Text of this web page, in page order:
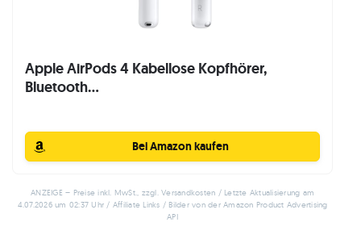
Apple AirPods 4 Kabellose Kopfhörer,
Bluetooth...
Bei Amazon kaufen
ANZEIGE – Preise inkl. MwSt., zzgl. Versandkosten / Letzte Aktualisierung am
4.07.2026 um 02:37 Uhr / Affiliate Links / Bilder von der Amazon Product Advertising
API